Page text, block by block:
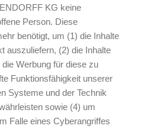
KG keine
Person. Diese
benötigt, um (1) die Inhalte
auszuliefern, (2) die Inhalte
Werbung für diese zu
Funktionsfähigkeit unserer
Systeme und der Technik
sowie (4) um
Falle eines Cyberangriffes